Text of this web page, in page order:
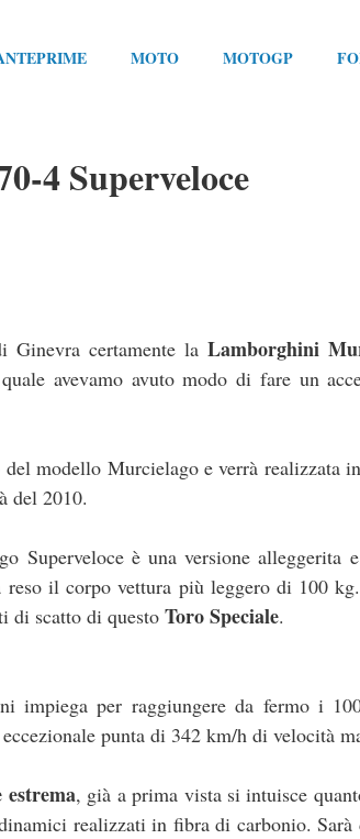
MOTO MOTOGP
4 Superveloce
certamente la Lamborghini
avevamo avuto modo di fare un
modello Murcielago e verrà realizzata
del 2010.
Superveloce è una versione alleggerita
reso il corpo vettura più leggero di 100
di scatto di questo Toro Speciale.
impiega per raggiungere da fermo i
punta di 342 km/h di velocità
estrema, già a prima vista si intuisce
realizzati in fibra di carbonio. Sarà